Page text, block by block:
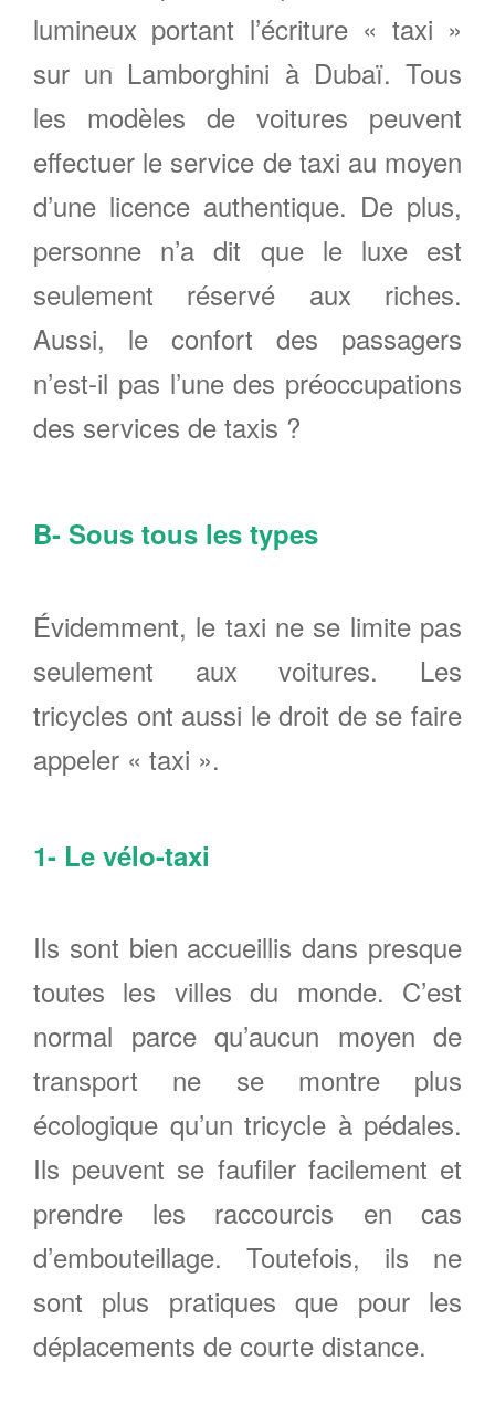
lumineux portant l’écriture « taxi »
sur un Lamborghini à Dubaï. Tous
les modèles de voitures peuvent
effectuer le service de taxi au moyen
d’une licence authentique. De plus,
personne n’a dit que le luxe est
seulement réservé aux riches.
Aussi, le confort des passagers
n’est-il pas l’une des préoccupations
des services de taxis ?
B- Sous tous les types
Évidemment, le taxi ne se limite pas
seulement aux voitures. Les
tricycles ont aussi le droit de se faire
appeler « taxi ».
1- Le vélo-taxi
Ils sont bien accueillis dans presque
toutes les villes du monde. C’est
normal parce qu’aucun moyen de
transport ne se montre plus
écologique qu’un tricycle à pédales.
Ils peuvent se faufiler facilement et
prendre les raccourcis en cas
d’embouteillage. Toutefois, ils ne
sont plus pratiques que pour les
déplacements de courte distance.